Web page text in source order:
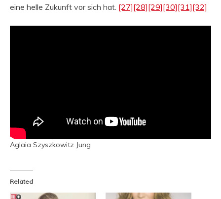
eine helle Zukunft vor sich hat. [27][28][29][30][31][32]
Aglaia Szyszkowitz Jung
Related